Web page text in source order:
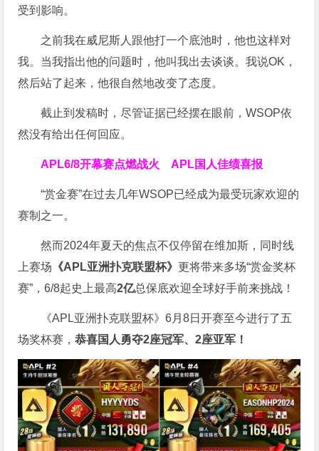
受到影响。
之前我在威尼斯人跟他打一个底池时，他也这样对
我。当我指出他的问题时，他叫我出去谈谈。我说OK，
然后站了起来，他很自然地改变了态度。
截止到发稿时，尽管证据已经摆在眼前，WSOP依
然没有给出任何回应。
APL6/8开幕赛点燃战火 APL国人佳绩喜报
“赏金赛”在过去几年WSOP已经成为最受玩家欢迎的
赛制之一。
然而2024年夏天的焦点不仅停留在维加斯，同时线
上赛场 《APL亚洲扑克联盟杯》更将带来多场“赏金奖杯
赛”，6/8起史上最高2亿总保底欢迎全球好手前来挑战！
《APL亚洲扑克联盟杯》6月8日开赛至今进行了五
场奖杯赛，恭喜国人勇夺2座冠军、2座亚军！